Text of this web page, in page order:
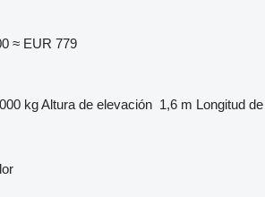
≈ EUR 779
kgAltura de elevación 1,6 m Longitud de